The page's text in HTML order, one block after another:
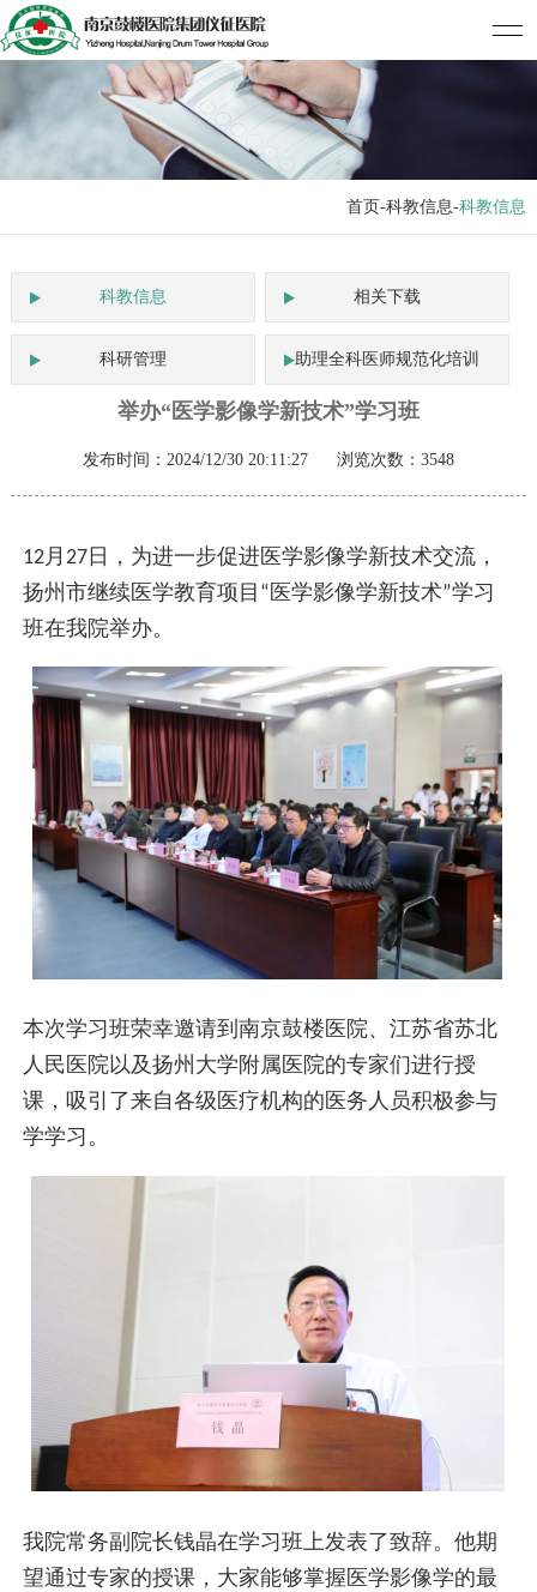
首页-科教信息-科教信息
科教信息 相关下载
科研管理 助理全科医师规范化培训
举办“医学影像学新技术”学习班
发布时间：2024/12/30 20:11:27 浏览次数：3548
12月 27日，为进一步促进医学影像学新技术交流，
扬州市继续医学教育项目 “ 医学影像学新技术”学习
班在我院举办。
本次学习班荣幸邀请到南京鼓楼医院、江苏省苏北
人民医院以及扬州大学附属医院的专家们进行授
课，吸引了来自各级医疗机构的医务人员积极参与
学学习。
我院常务副院长钱晶在学习班上发表了致辞。他期
望通过专家的授课，大家能够掌握医学影像学的最